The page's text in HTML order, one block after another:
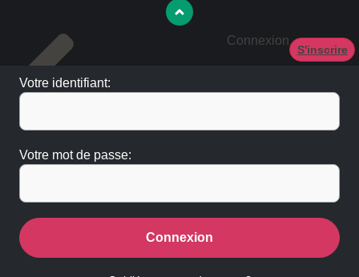
Connexion
S'inscrire
Votre identifiant:
Votre mot de passe:
Connexion